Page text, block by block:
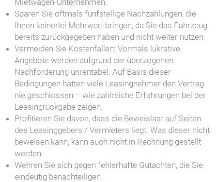
Sparen Sie oftmals fünfstellige Nachzahlungen, die
Ihnen keinerlei Mehrwert bringen, da Sie das Fahrzeug
bereits zurückgegeben haben und nicht weiter nutzen.
Vermeiden Sie Kostenfallen: Vormals lukrative
Angebote werden aufgrund der überzogenen
Nachforderung unrentabel. Auf Basis dieser
Bedingungen hätten viele Leasingnehmer den Vertrag
nie geschlossen – wie zahlreiche Erfahrungen bei der
Leasingrückgabe zeigen.
Profitieren Sie davon, dass die Beweislast auf Seiten
des Leasinggebers / Vermieters liegt. Was dieser nicht
beweisen kann, kann auch nicht in Rechnung gestellt
werden.
Wehren Sie sich gegen fehlerhafte Gutachten, die Sie
eindeutig benachteiligen.